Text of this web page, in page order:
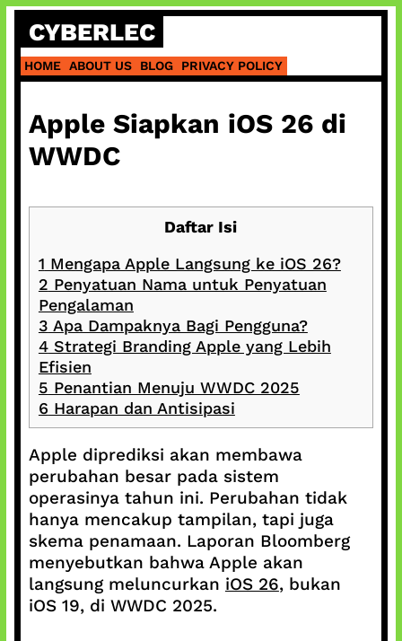
Skip
content
CYBERLEC
HOME ABOUT US BLOG PRIVACY POLICY
Apple Siapkan iOS 26 di
WWDC
Daftar Isi
1 Mengapa Apple Langsung ke iOS 26?
2 Penyatuan Nama untuk Penyatuan
Pengalaman
3 Apa Dampaknya Bagi Pengguna?
4Strategi Branding Apple yang Lebih
Efisien
5 Penantian Menuju WWDC 2025
6 Harapan dan Antisipasi
Apple diprediksi akan membawa
perubahan besar pada sistem
operasinya tahun ini. Perubahan tidak
hanya mencakup tampilan, tapi juga
skema penamaan. Laporan Bloomberg
menyebutkan bahwa Apple akan
langsung meluncurkan iOS 26, bukan
iOS 19, di WWDC 2025.